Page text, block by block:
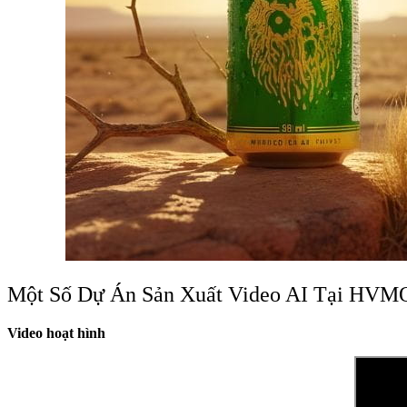
Một Số Dự Án Sản Xuất Video AI Tại
Video hoạt hình